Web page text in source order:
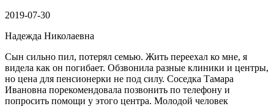
2019-07-30
Надежда Николаевна
Сын сильно пил, потерял семью. Жить переехал ко мне, я
видела как он погибает. Обзвонила разные клиники и центры,
но цена для пенсионерки не под силу. Соседка Тамара
Ивановна порекомендовала позвонить по телефону и
попросить помощи у этого центра. Молодой человек